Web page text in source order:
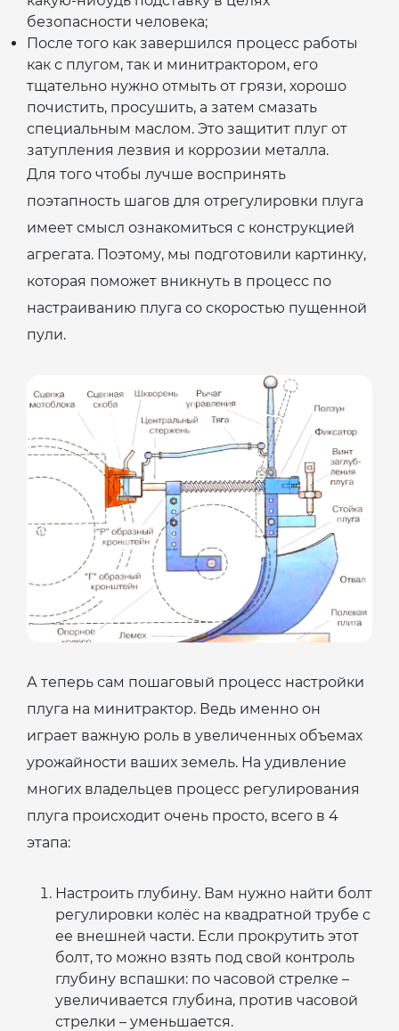
безопасности человека;
После того как завершился процесс работы
как с плугом, так и минитрактором, его
тщательно нужно отмыть от грязи, хорошо
почистить, просушить, а затем смазать
специальным маслом. Это защитит плуг от
затупления лезвия и коррозии металла.
Для того чтобы лучше воспринять
поэтапность шагов для отрегулировки плуга
имеет смысл ознакомиться с конструкцией
агрегата. Поэтому, мы подготовили картинку,
которая поможет вникнуть в процесс по
настраиванию плуга со скоростью пущенной
пули.
А теперь сам пошаговый процесс настройки
плуга на минитрактор. Ведь именно он
играет важную роль в увеличенных объемах
урожайности ваших земель. На удивление
многих владельцев процесс регулирования
плуга происходит очень просто, всего в 4
этапа:
Настроить глубину. Вам нужно найти болт
регулировки колёс на квадратной трубе с
ее внешней части. Если прокрутить этот
болт, то можно взять под свой контроль
глубину вспашки: по часовой стрелке –
увеличивается глубина, против часовой
стрелки – уменьшается.